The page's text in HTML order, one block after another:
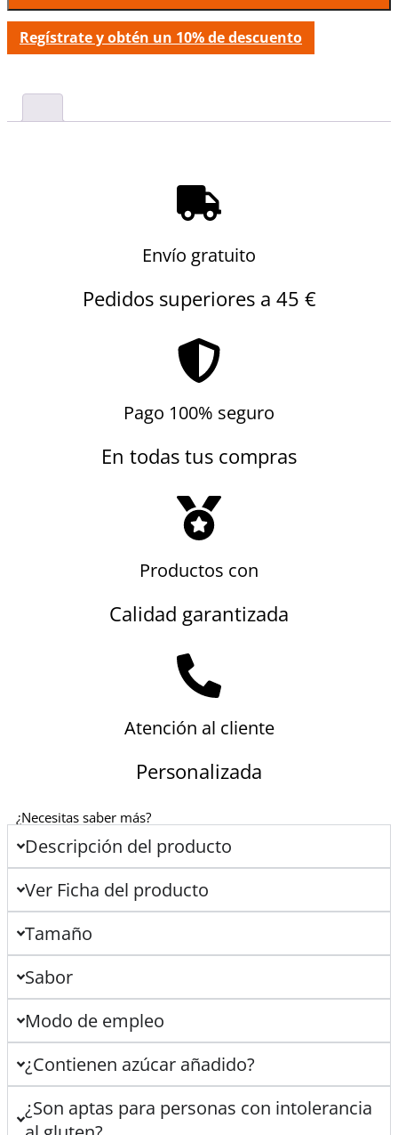
Regístrate y obtén un 10% de descuento
Envío gratuito
Pedidos superiores a 45 €
Pago 100% seguro
En todas tus compras
Productos con
Calidad garantizada
Atención al cliente
Personalizada
¿Necesitas saber más?
Descripción del producto
Ver Ficha del producto
Tamaño
Sabor
Modo de empleo
¿Contienen azúcar añadido?
¿Son aptas para personas con intolerancia